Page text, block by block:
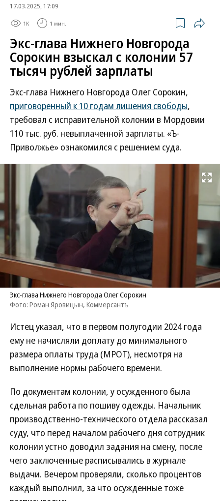
17.03.2025, 17:09
1K 1 мин.
Экс-глава Нижнего Новгорода
Сорокин взыскал с колонии 57
тысяч рублей зарплаты
Экс-глава Нижнего Новгорода Олег Сорокин,
приговоренный к 10 годам лишения свободы,
требовал с исправительной колонии в Мордовии
110 тыс. руб. невыплаченной зарплаты. «Ъ-
Приволжье» ознакомился с решением суда.
Развернуть
Экс-глава Нижнего Новгорода Олег Сорокин
Фото: Роман Яровицын, Коммерсантъ
Истец указал, что в первом полугодии 2024 года
ему не начисляли доплату до минимального
размера оплаты труда (МРОТ), несмотря на
выполнение нормы рабочего времени.
По документам колонии, у осужденного была
сдельная работа по пошиву одежды. Начальник
производственно-технического отдела рассказал
суду, что перед началом рабочего дня сотрудник
колонии устно доводил задания на смену, после
чего заключенные расписывались в журнале
выдачи. Вечером проверяли, сколько процентов
каждый выполнил, за что осужденные тоже